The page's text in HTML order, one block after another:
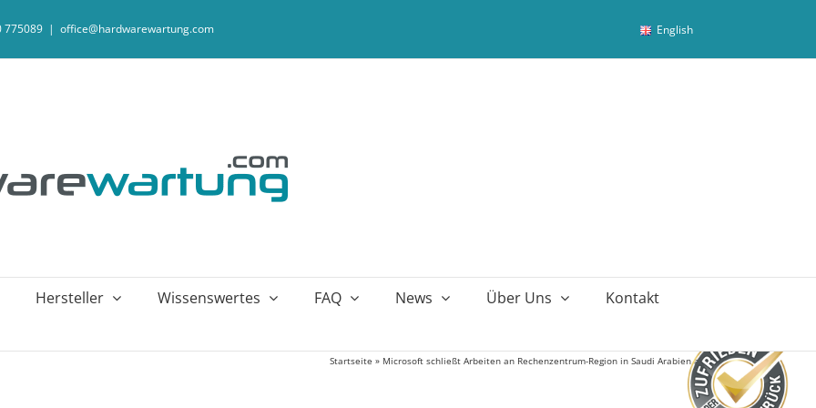
775089 | office@hardwarewartung.com English
Hersteller Wissenswertes FAQ News Über Uns Kontakt
Startseite » Microsoft schließt Arbeiten an Rechenzentrum-Region in Saudi Arabien ab